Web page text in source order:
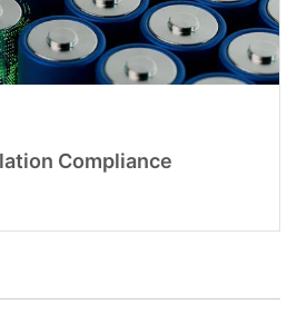
Compliance